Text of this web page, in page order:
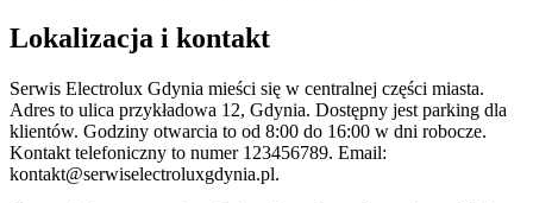
Lokalizacja i kontakt
Serwis Electrolux Gdynia mieści się w centralnej części miasta.
Adres to ulica przykładowa 12, Gdynia. Dostępny jest parking dla
klientów. Godziny otwarcia to od 8:00 do 16:00 w dni robocze.
Kontakt telefoniczny to numer 123456789. Email:
kontakt@serwiselectroluxgdynia.pl.